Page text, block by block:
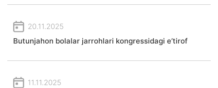
20.11.2025
Butunjahon bolalar jarrohlari kongressidagi e’tirof
11.11.2025